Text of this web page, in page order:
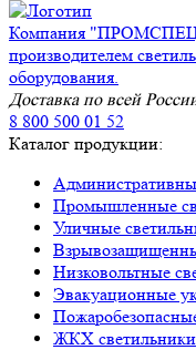
Компания
производителем
оборудования.
Доставка по всей
8 800 500 01 52
Каталог продукции:
Промышленные
Уличные
Низковольтные
Эвакуационные
ЖКХ светильники